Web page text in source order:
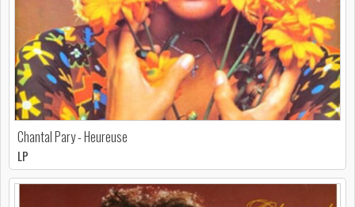
Chantal Pary - Heureuse
LP